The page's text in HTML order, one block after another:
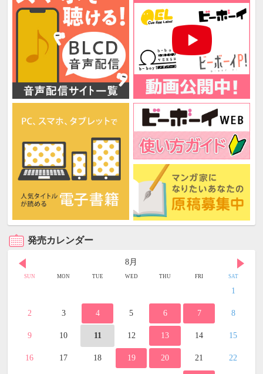
発売カレンダー
8月
SUN MON TUE WED THU FRI SAT
1
2 3 4 5 6 7 8
9 10 11 12 13 14 15
16 17 18 19 20 21 22